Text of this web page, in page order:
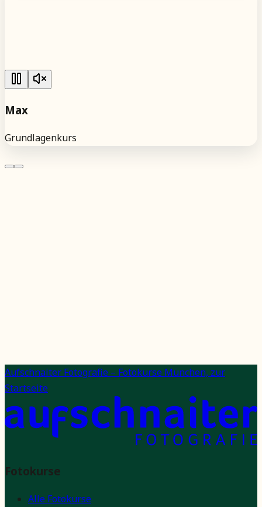
Max
Grundlagenkurs
Kann ich den Kurs verschenken?
Aufschnaiter Fotografie – Fotokurse München, zur
Startseite
Fotokurse
Alle Fotokurse